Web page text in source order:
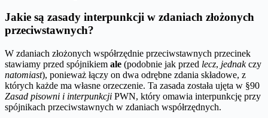
Jakie są zasady interpunkcji w zdaniach złożonych
przeciwstawnych?
W zdaniach złożonych współrzędnie przeciwstawnych przecinek
stawiamy przed spójnikiem ale (podobnie jak przed lecz, jednakczy
natomiast), ponieważ łączy on dwa odrębne zdania składowe, z
których każde ma własne orzeczenie. Ta zasada została ujęta w §90
Zasad pisowni i interpunkcji PWN, który omawia interpunkcję przy
spójnikach przeciwstawnych w zdaniach współrzędnych.